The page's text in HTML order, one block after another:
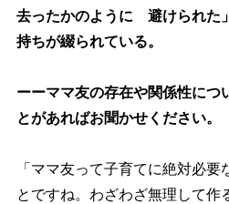
去ったかのように 避けられた
持ちが綴られている。
ーーママ友の存在や関係性につ
とがあればお聞かせください。
「ママ友って子育てに絶対必要
とですね。わざわざ無理して作